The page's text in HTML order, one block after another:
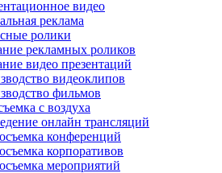
видео
реклама
ролики
рекламных роликов
видео презентаций
видеоклипов
фильмов
с воздуха
онлайн трансляций
конференций
корпоративов
мероприятий